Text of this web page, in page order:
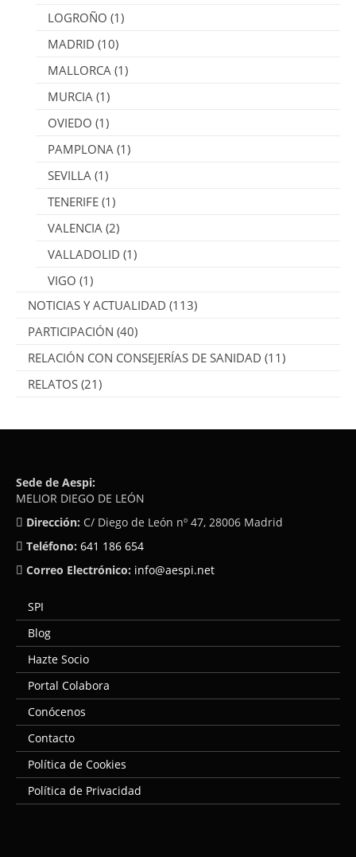
LOGROÑO (1)
MADRID (10)
MALLORCA (1)
MURCIA (1)
OVIEDO (1)
PAMPLONA (1)
SEVILLA (1)
TENERIFE (1)
VALENCIA (2)
VALLADOLID (1)
VIGO (1)
NOTICIAS Y ACTUALIDAD (113)
PARTICIPACIÓN (40)
RELACIÓN CON CONSEJERÍAS DE SANIDAD (11)
RELATOS (21)
Sede de Aespi:
MELIOR DIEGO DE LEÓN
Dirección: C/ Diego de León nº 47, 28006 Madrid
Teléfono: 641 186 654
Correo Electrónico: info@aespi.net
SPI
Blog
Hazte Socio
Portal Colabora
Conócenos
Contacto
Política de Cookies
Política de Privacidad